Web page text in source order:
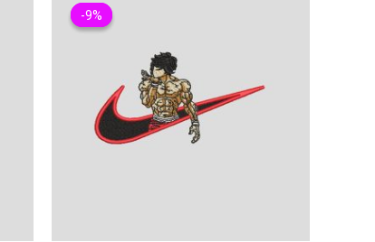
-9%
-9%